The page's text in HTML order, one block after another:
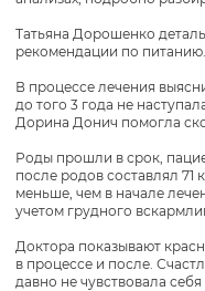
Татьяна Дорошенко
рекомендации по питанию.
В процессе лечения
до того 3 года не
Дорина Донич помогла
Роды прошли в срок,
после родов составлял 71
меньше, чем в начале
учетом грудного
Доктора показывают
в процессе и после.
давно не чувствовала